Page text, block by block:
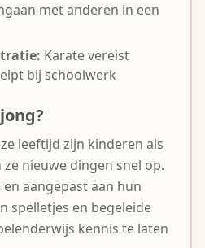
met anderen in een
Karate vereist
bij schoolwerk
leeftijd zijn kinderen als
nieuwe dingen snel op.
en aangepast aan hun
spelletjes en begeleide
kennis te laten